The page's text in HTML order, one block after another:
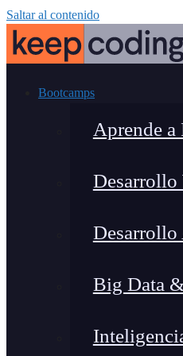
Saltar al contenido
Bootcamps
Aprende a
Desarrollo
Big Data